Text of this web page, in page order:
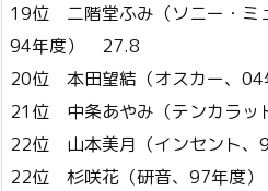
19位 二階堂ふみ（ソニー・ミ
94年度） 27.8
20位 本田望結（オスカー、
21位 中条あやみ（テンカラ
22位 山本美月（インセント
22位 杉咲花（研音、97年度